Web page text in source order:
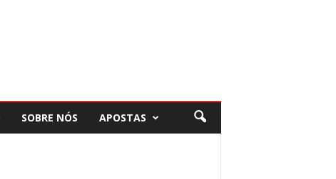
SOBRE NÓS APOSTAS